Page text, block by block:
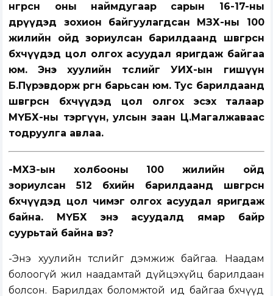
өнгөрсөн оны наймдугаар сарын 16-17-ны
өдрүүдэд зохион байгуулагдсан МЗХ-ны 100
жилийн ойд зориулсан барилдаанд шөвгөрсөн
бөхчүүдэд цол олгох асуудал яригдаж байгаа
юм. Энэ хуулийн төслийг УИХ-ын гишүүн
Б.Пүрэвдорж өргөн барьсан юм. Тус барилдаанд
шөвгөрсөн бөхчүүдэд цол олгох эсэх талаар
МҮБХ-ны тэргүүн, улсын заан Ц.Магалжаваас
тодруулга авлаа.
-МХЗ-ын холбооны 100 жилийн ойд
зориулсан 512 бөхийн барилдаанд шөвгөрсөн
бөхчүүдэд цол чимэг олгох асуудал яригдаж
байна. МҮБХ энэ асуудалд ямар байр
суурьтай байна вэ?
-Энэ хуулийн төслийг дэмжиж байгаа. Наадам
болоогүй жил наадамтай дүйцэхүйц барилдаан
болсон. Барилдах боломжтой ид байгаа бөхчүүд